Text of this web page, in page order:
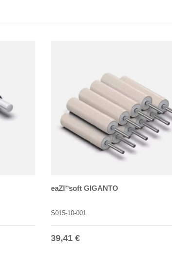
eaZI®soft GIGANTO
S015-10-001
Normaler Preis
39,41 €